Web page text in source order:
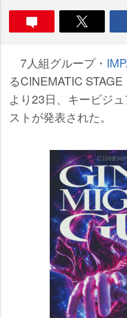
7人組グループ・ IMP.
るCINEMATIC
より23日、キービジ
ストが発表された。